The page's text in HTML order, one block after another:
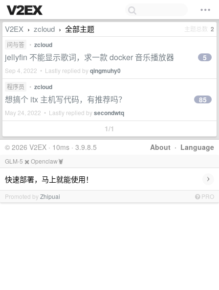
V2EX › zcloud › 全部主题 主题总数 2
问与答 • zcloud
jellyfin 不能显示歌词，求一款 docker 音乐播放器
Sep 4, 2022 • Lastly replied byqingmuhy0
5
程序员 • zcloud
想搞个 itx 主机写代码，有推荐吗？
May 24, 2022 • Lastly replied bysecondwtq
85
1/1
About · Language
© 2026 V2EX · 10ms · 3.9.8.5
GLM-5 ✖️ Openclaw🦞
快速部署，马上就能使用！ ›
Promoted byZhipuai PRO